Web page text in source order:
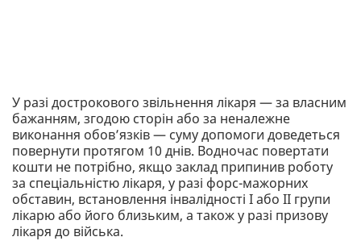
У разі дострокового звільнення лікаря — за власним
бажанням, згодою сторін або за неналежне
виконання обов’язків — суму допомоги доведеться
повернути протягом 10 днів. Водночас повертати
кошти не потрібно, якщо заклад припинив роботу
за спеціальністю лікаря, у разі форс-мажорних
обставин, встановлення інвалідності І або ІІ групи
лікарю або його близьким, а також у разі призову
лікаря до війська.